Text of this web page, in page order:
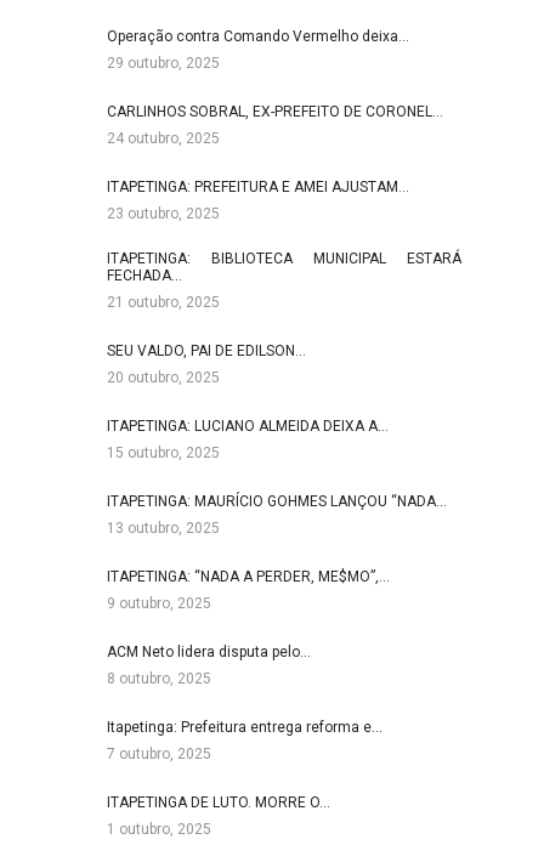
Operação contra Comando Vermelho deixa…
29 outubro, 2025
CARLINHOS SOBRAL, EX-PREFEITO DE CORONEL…
24 outubro, 2025
ITAPETINGA: PREFEITURA E AMEI AJUSTAM…
23 outubro, 2025
ITAPETINGA: BIBLIOTECA MUNICIPAL ESTARÁ
FECHADA…
21 outubro, 2025
SEU VALDO, PAI DE EDILSON…
20 outubro, 2025
ITAPETINGA: LUCIANO ALMEIDA DEIXA A…
15 outubro, 2025
ITAPETINGA: MAURÍCIO GOHMES LANÇOU “NADA…
13 outubro, 2025
ITAPETINGA: “NADA A PERDER, ME$MO”,…
9 outubro, 2025
ACM Neto lidera disputa pelo…
8 outubro, 2025
Itapetinga: Prefeitura entrega reforma e…
7 outubro, 2025
ITAPETINGA DE LUTO. MORRE O…
1 outubro, 2025